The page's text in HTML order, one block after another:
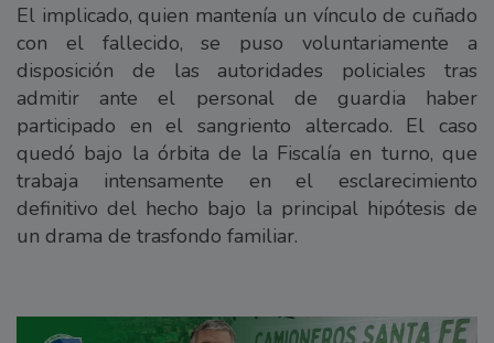
El implicado, quien mantenía un vínculo de cuñado
con el fallecido, se puso voluntariamente a
disposición de las autoridades policiales tras
admitir ante el personal de guardia haber
participado en el sangriento altercado. El caso
quedó bajo la órbita de la Fiscalía en turno, que
trabaja intensamente en el esclarecimiento
definitivo del hecho bajo la principal hipótesis de
un drama de trasfondo familiar.